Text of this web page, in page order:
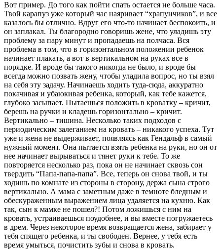
Вот пример. До того как пойти спать остается не больше часа.
Твой карапуз уже который час наяривает “храпунчиков”, и все
казалось бы отлично. Вдруг его что-то начинает беспокоить, и
он заплакал. Ты благородно говоришь жене, что уладишь эту
проблему за пару минут и пропадаешь на полчаса. Вся
проблема в том, что в горизонтальном положении ребенок
начинает плакать, а вот в вертикальном на руках все в
порядке. И вроде бы такого никогда не было, и вроде бы
всегда можно позвать жену, чтобы уладила вопрос, но ты взял
на себя эту задачу. Начинаешь ходить туда-сюда, аккуратно
покачивая и убаюкивая ребенка, который, как тебе кажется,
глубоко засыпает. Пытаешься положить в кроватку – кричит,
берешь на ручки и кладешь горизонтально – кричит.
Вертикально – тишина. Несколько таких подходов с
периодическим залеганием на кровать – никакого успеха. Тут
уже и жена не выдерживает, появляясь как Гендальф в самый
нужный момент. Она пытается взять ребенка на руки, но он от
нее начинает вырываться и тянет руки к тебе. То же
повторяется несколько раз, пока он не начинает сквозь сон
твердить “Папа-папа-папа”. Все, теперь он снова твой, и ты
ходишь по комнате из стороны в сторону, держа сына строго
вертикально. А мама с заметным даже в темноте бледным и
обескураженным выражением лица удаляется на кухню. Как
так, сын к мамке не пошел?! Потом ложишься с ним на
кровать, устраиваешься поудобнее, и вы вместе погружаетесь
в дрем. Через некоторое время возвращается жена, забирает у
тебя спящего ребенка, и ты свободен. Вернее, у тебя есть
время умыться, почистить зубы и снова в кровать.